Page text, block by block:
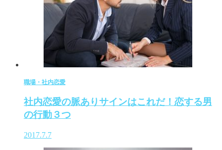
職場・社内恋愛
社内恋愛の脈ありサインはこれだ！恋する男
の行動３つ
2017.7.7